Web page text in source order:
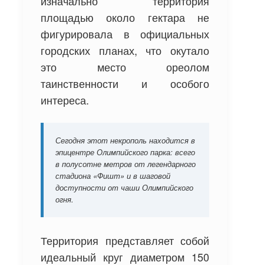
площадью около гектара не
фигурировала в официальных
городских планах, что окутало
это место ореолом
таинственности и особого
интереса.
Сегодня этот некрополь находится в
эпицентре Олимпийского парка: всего
в полусотне метров от легендарного
стадиона «Фишт» и в шаговой
доступности от чаши Олимпийского
огня.
Территория представляет собой
идеальный круг диаметром 150